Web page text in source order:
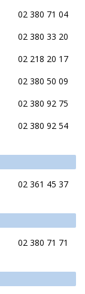
02 380 71 04
02 380 33 20
02 218 20 17
02 380 50 09
02 380 92 75
02 380 92 54
02 361 45 37
02 380 71 71